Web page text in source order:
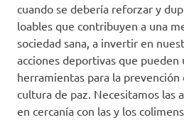
cuando se debería reforzar y
loables que contribuyen a una
sociedad sana, a invertir en
acciones deportivas que
herramientas para la
cultura de paz. Necesitamos las
en cercanía con las y los